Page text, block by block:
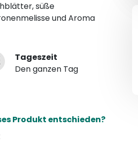
süße
und Aroma
Tageszeit
Den ganzen Tag
Produkt entschieden?